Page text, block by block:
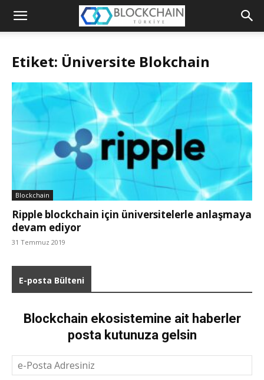
Blockchain
Etiket: Üniversite Blokchain
Blockchain
Ripple blockchain için üniversitelerle anlaşmaya
devam ediyor
31 Temmuz 2019
E-posta Bülteni
Blockchain ekosistemine ait haberler
posta kutunuza gelsin